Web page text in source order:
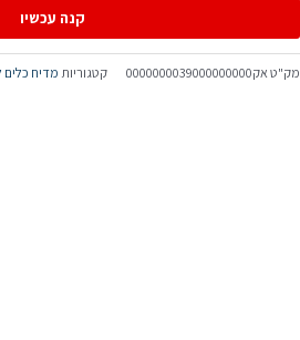
קנה עכשיו
אק0000000039000000000 קטגוריותמדיח כלים